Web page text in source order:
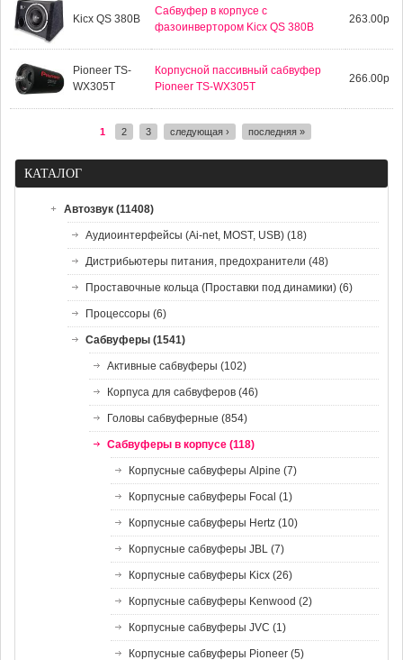
Kicx QS 380В
Сабвуфер в корпусе с
фазоинвертoром Kicx QS 380В
263.00р
Pioneer TS-
WX305T
Корпусной пассивный сабвуфер
Pioneer TS-WX305T
266.00р
1 2 3 следующая › последняя »
КАТАЛОГ
Автозвук (11408)
Аудиоинтерфейсы (Ai-net, MOST, USB) (18)
Дистрибьютеры питания, предохранители (48)
Проставочные кольца (Проставки под динамики) (6)
Процессоры (6)
Сабвуферы (1541)
Активные сабвуферы (102)
Корпуса для сабвуферов (46)
Головы сабвуферные (854)
Сабвуферы в корпусе (118)
Корпусные сабвуферы Alpine (7)
Корпусные сабвуферы Focal (1)
Корпусные сабвуферы Hertz (10)
Корпусные сабвуферы JBL (7)
Корпусные сабвуферы Kicx (26)
Корпусные сабвуферы Kenwood (2)
Корпусные сабвуферы JVC (1)
Корпусные сабвуферы Pioneer (5)